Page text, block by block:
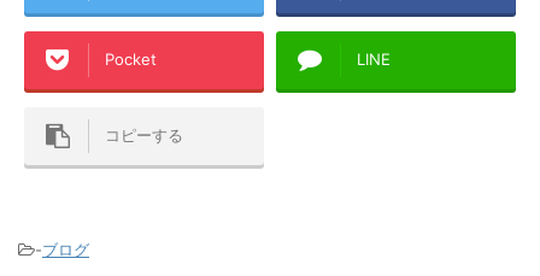
Pocket LINE
コピーする
-ブログ